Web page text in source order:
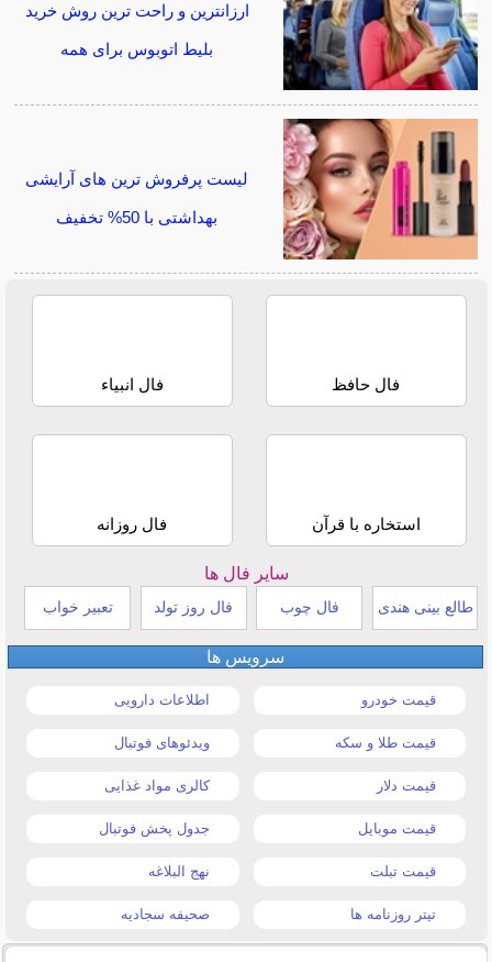
ارزانترین و راحت ترین روش خرید
بلیط اتوبوس برای همه
لیست پرفروش ترین های آرایشی
بهداشتی با 50% تخفیف
فال حافظ فال انبیاء
استخاره با قرآن فال روزانه
سایر فال ها
طالع بینی هندی فال چوب فال روز تولد تعبیر خواب
سرویس ها
قیمت خودرو اطلاعات دارویی
قیمت طلا و سکه ویدئوهای فوتبال
قیمت دلار کالری مواد غذایی
قیمت موبایل جدول پخش فوتبال
قیمت تبلت نهج البلاغه
تیتر روزنامه ها صحیفه سجادیه